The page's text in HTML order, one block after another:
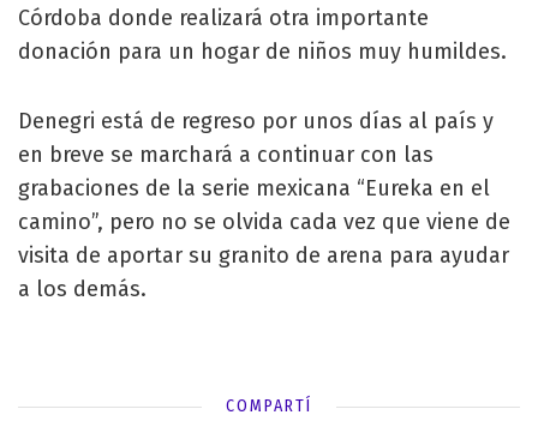
Córdoba donde realizará otra importante
donación para un hogar de niños muy humildes.
Denegri está de regreso por unos días al país y
en breve se marchará a continuar con las
grabaciones de la serie mexicana “Eureka en el
camino”, pero no se olvida cada vez que viene de
visita de aportar su granito de arena para ayudar
a los demás.
COMPARTÍ